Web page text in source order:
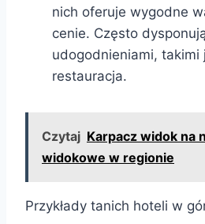
nich oferuje wygodne
cenie. Często
udogodnieniami, takimi
restauracja.
Czytaj Karpacz widok na
widokowe w regionie
Przykłady tanich hoteli w